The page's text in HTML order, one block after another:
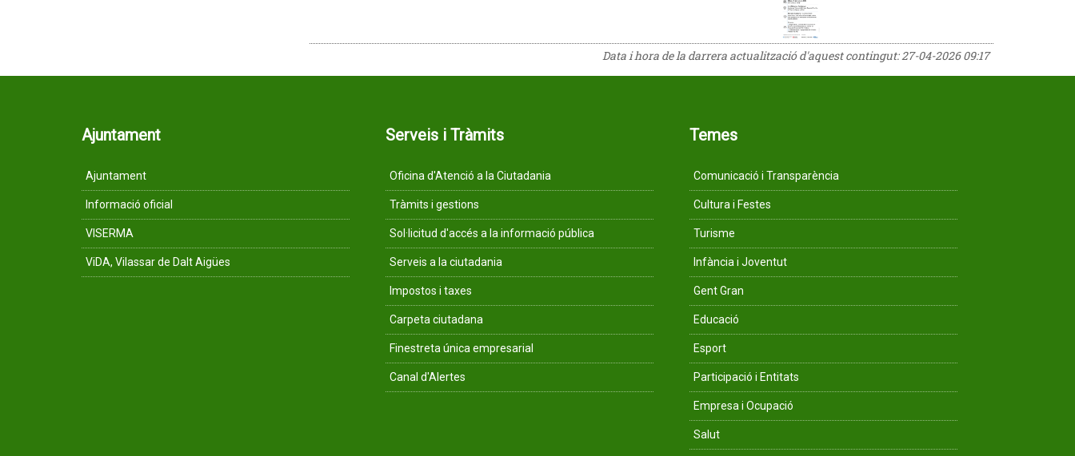
Data i hora de la darrera actualització d'aquest contingut:27-04-2026 09:17
Ajuntament
Ajuntament
Informació oficial
VISERMA
ViDA, Vilassar de Dalt Aigües
Serveis i Tràmits
Oficina d'Atenció a la Ciutadania
Tràmits i gestions
Sol·licitud d'accés a la informació pública
Serveis a la ciutadania
Impostos i taxes
Carpeta ciutadana
Finestreta única empresarial
Canal d'Alertes
Temes
Comunicació i Transparència
Cultura i Festes
Turisme
Infància i Joventut
Gent Gran
Educació
Esport
Participació i Entitats
Empresa i Ocupació
Salut